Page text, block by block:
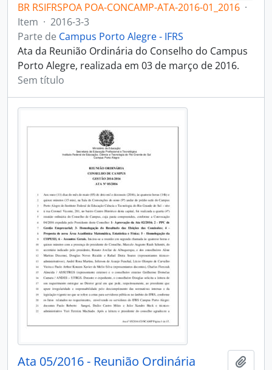
BR RSIFRSPOA POA-CONCAMP-ATA-2016-01_2016 ·
Item · 2016-3-3
Parte de Campus Porto Alegre - IFRS
Ata da Reunião Ordinária do Conselho do Campus
Porto Alegre, realizada em 03 de março de 2016.
Sem título
Ata 05/2016 - Reunião Ordinária